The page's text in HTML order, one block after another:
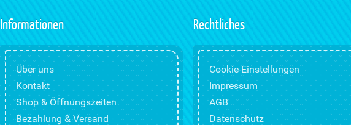
Informationen
Über uns
Kontakt
Shop & Öffnungszeiten
Bezahlung & Versand
Rechtliches
Cookie-Einstellungen
Impressum
AGB
Datenschutz